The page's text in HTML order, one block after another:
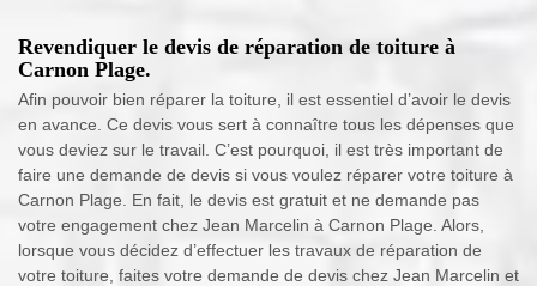
Revendiquer le devis de réparation de toiture à
Carnon Plage.
Afin pouvoir bien réparer la toiture, il est essentiel d’avoir le devis
en avance. Ce devis vous sert à connaître tous les dépenses que
vous deviez sur le travail. C’est pourquoi, il est très important de
faire une demande de devis si vous voulez réparer votre toiture à
Carnon Plage. En fait, le devis est gratuit et ne demande pas
votre engagement chez Jean Marcelin à Carnon Plage. Alors,
lorsque vous décidez d’effectuer les travaux de réparation de
votre toiture, faites votre demande de devis chez Jean Marcelin et